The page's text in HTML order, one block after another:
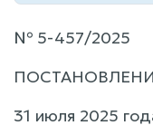
№ 5-457/2025
31 июля 2025